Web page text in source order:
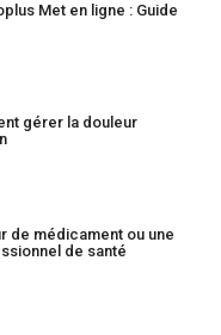
Met en ligne : Guide
gérer la douleur
de médicament ou une
de santé